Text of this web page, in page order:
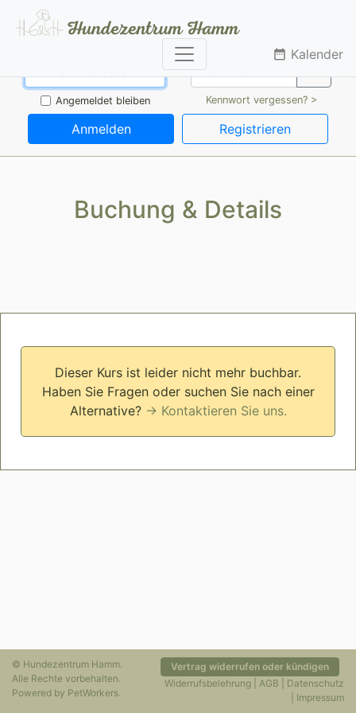
date_range Kalender
Angemeldet bleiben Kennwort vergessen? >
Anmelden Registrieren
Buchung & Details
Dieser Kurs ist leider nicht mehr buchbar.
Haben Sie Fragen oder suchen Sie nach einer
Alternative? → Kontaktieren Sie uns.
© Hundezentrum Hamm.
Alle Rechte vorbehalten.
Powered by PetWorkers.
Vertrag widerrufen oder kündigen
Widerrufsbelehrung
AGB
Datenschutz
Impressum